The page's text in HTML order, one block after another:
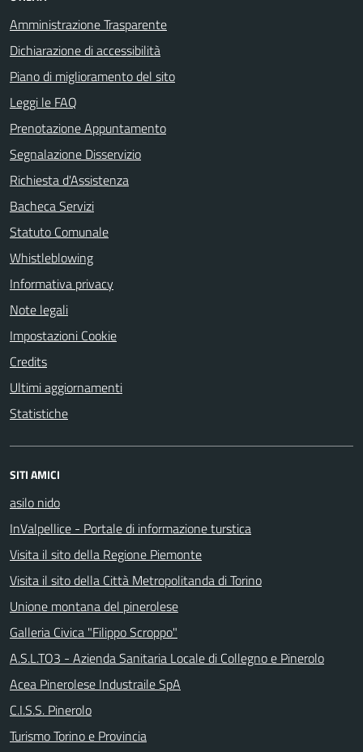
Amministrazione Trasparente
Dichiarazione di accessibilità
Piano di miglioramento del sito
Leggi le FAQ
Prenotazione Appuntamento
Segnalazione Disservizio
Richiesta d'Assistenza
Bacheca Servizi
Statuto Comunale
Whistleblowing
Informativa privacy
Note legali
Impostazioni Cookie
Credits
Ultimi aggiornamenti
Statistiche
SITI AMICI
asilo nido
InValpellice - Portale di informazione turstica
Visita il sito della Regione Piemonte
Visita il sito della Città Metropolitanda di Torino
Unione montana del pinerolese
Galleria Civica "Filippo Scroppo"
A.S.L.TO3 - Azienda Sanitaria Locale di Collegno e Pinerolo
Acea Pinerolese Industraile SpA
C.I.S.S. Pinerolo
Turismo Torino e Provincia